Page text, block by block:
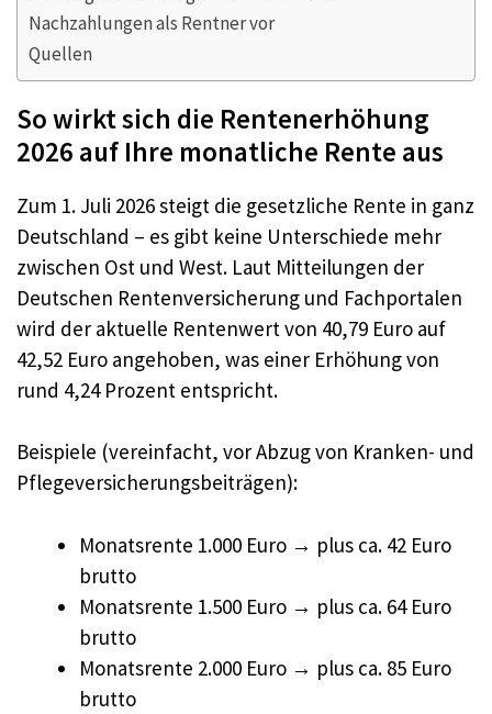
Nachzahlungen als Rentner vor
Quellen
So wirkt sich die Rentenerhöhung
2026 auf Ihre monatliche Rente aus
Zum 1. Juli 2026 steigt die gesetzliche Rente in ganz
Deutschland – es gibt keine Unterschiede mehr
zwischen Ost und West. Laut Mitteilungen der
Deutschen Rentenversicherung und Fachportalen
wird der aktuelle Rentenwert von 40,79 Euro auf
42,52 Euro angehoben, was einer Erhöhung von
rund 4,24 Prozent entspricht.
Beispiele (vereinfacht, vor Abzug von Kranken- und
Pflegeversicherungsbeiträgen):
Monatsrente 1.000 Euro → plus ca. 42 Euro
brutto
Monatsrente 1.500 Euro → plus ca. 64 Euro
brutto
Monatsrente 2.000 Euro → plus ca. 85 Euro
brutto